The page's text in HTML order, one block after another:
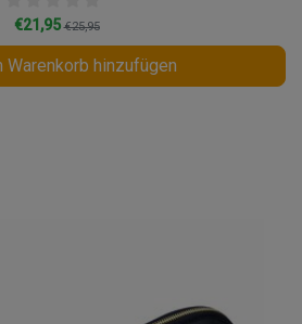
€21,95€25,95
Warenkorb hinzufügen